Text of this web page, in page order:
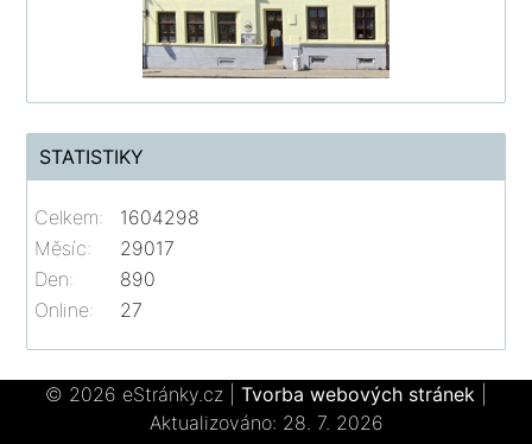
STATISTIKY
Online: 27
Celkem:
1604298
Měsíc:
29017
Den:
890
© 2026 eStránky.cz Tvorba webových stránek
Aktualizováno: 28. 7. 2026